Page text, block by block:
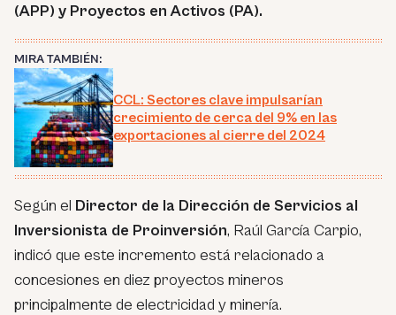
(APP) y Proyectos en Activos (PA).
MIRA TAMBIÉN:
CCL: Sectores clave impulsarían
crecimiento de cerca del 9% en las
exportaciones al cierre del 2024
Según el Director de la Dirección de Servicios al
Inversionista de Proinversión, Raúl García Carpio,
indicó que este incremento está relacionado a
concesiones en diez proyectos mineros
principalmente de electricidad y minería.